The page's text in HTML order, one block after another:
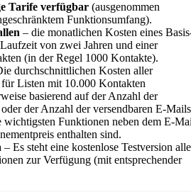
Tarife verfügbar (ausgenommen
Funktionsumfang).
– die monatlichen Kosten eines
von zwei Jahren und einer
(in der Regel 1000 Kontakte).
durchschnittlichen Kosten aller
Listen mit 10.000 Kontakten
basierend auf der Anzahl der
der Anzahl der versendbaren E-
wichtigsten Funktionen neben dem E-
enthalten sind.
– Es steht eine kostenlose Testversion
zur Verfügung (mit entsprechender